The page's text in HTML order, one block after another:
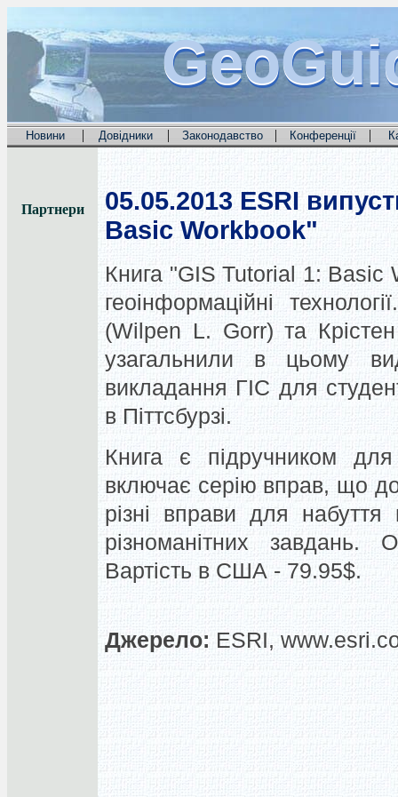
Новини | Довідники | Законодавство | Конференції |
Партнери 05.05.2013 ESRI
Basic Workbook"
Книга "GIS Tutorial 1: Basic
геоінформаційні
(Wilpen L. Gorr) та
узагальнили в цьому
викладання ГІС для
в Піттсбурзі.
Книга є підручником
включає серію вправ, що
різні вправи для набуття
різноманітних
Вартість в США - 79.95$.
Джерело: ESRI,